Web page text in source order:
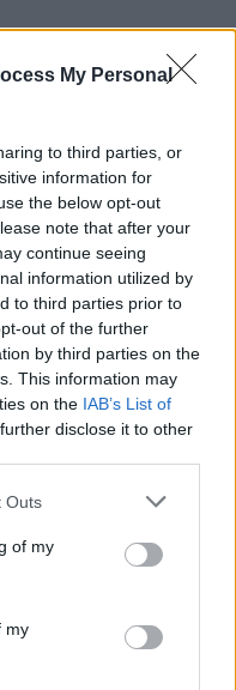
My Personal
to third parties, or
information for
the below opt-out
note that after your
continue seeing
information utilized by
to third parties prior to
out of the further
by third parties on the
This information may
on the IAB’s List of
disclose it to other
Outs
of my
my
διεθνή σειρά δεικτών
Επιδαύρου άνοιξε τις
ΚΑΤΗΓΟΡΊΑ
κάρτα -
Μόνο το 50% σε μετρητά